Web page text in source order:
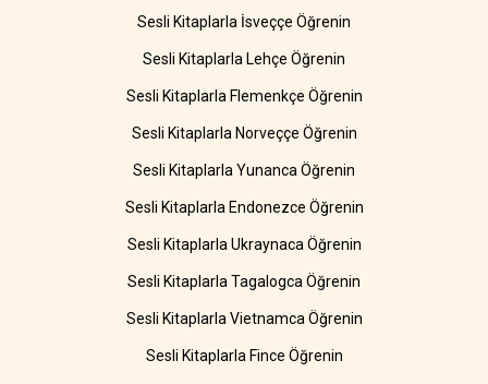
Sesli Kitaplarla İsveççe Öğrenin
Sesli Kitaplarla Lehçe Öğrenin
Sesli Kitaplarla Flemenkçe Öğrenin
Sesli Kitaplarla Norveççe Öğrenin
Sesli Kitaplarla Yunanca Öğrenin
Sesli Kitaplarla Endonezce Öğrenin
Sesli Kitaplarla Ukraynaca Öğrenin
Sesli Kitaplarla Tagalogca Öğrenin
Sesli Kitaplarla Vietnamca Öğrenin
Sesli Kitaplarla Fince Öğrenin